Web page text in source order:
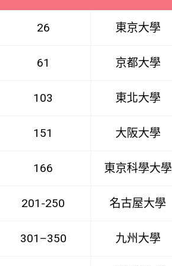
26 東京大學
61 京都大學
103 東北大學
151 大阪大學
166 東京科學大學
201-250 名古屋大學
301–350 九州大學